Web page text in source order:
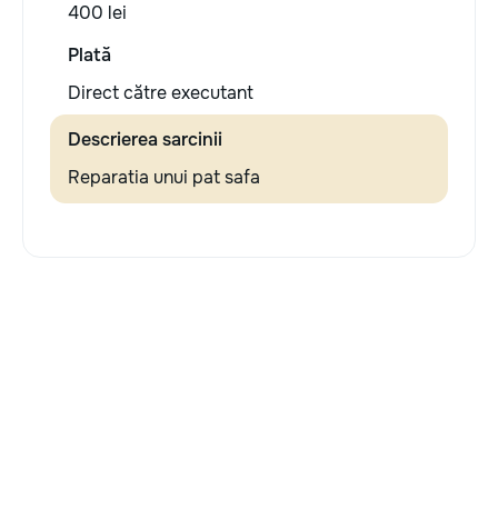
400 lei
Plată
Direct către executant
Descrierea sarcinii
Reparatia unui pat safa